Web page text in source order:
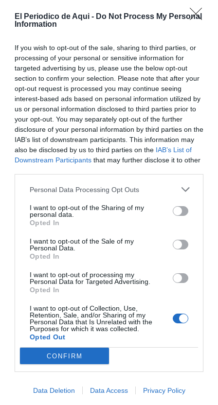
El Periodico de Aqui - Do Not Process My Personal
Information
If you wish to opt-out of the sale, sharing to third parties, or
processing of your personal or sensitive information for
targeted advertising by us, please use the below opt-out
section to confirm your selection. Please note that after your
opt-out request is processed you may continue seeing
interest-based ads based on personal information utilized by
us or personal information disclosed to third parties prior to
your opt-out. You may separately opt-out of the further
disclosure of your personal information by third parties on the
IAB’s list of downstream participants. This information may
also be disclosed by us to third parties on the IAB’s List of
Downstream Participants that may further disclose it to other
Personal Data Processing Opt Outs
I want to opt-out of the Sharing of my
personal data.
Opted In
I want to opt-out of the Sale of my
Personal Data.
Opted In
I want to opt-out of processing my
Personal Data for Targeted Advertising.
Opted In
I want to opt-out of Collection, Use,
Retention, Sale, and/or Sharing of my
Personal Data that Is Unrelated with the
Purposes for which it was collected.
Opted Out
CONFIRM
Data Deletion Data Access Privacy Policy
símbols aliens al caràcter de la celebració suposa una
falta de consideració"
participen i cap a "una tradició centenària de la nostra
ciutat".
La formació demana respecte i assegura que
traslladarà esta disconformitat a l'associació
corresponent.